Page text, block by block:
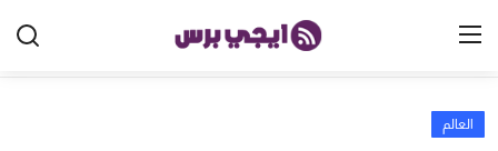
الرئيسية
العالم